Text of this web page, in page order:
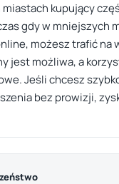
kupujący
gdy w mniejszych
możesz trafić na
jest możliwa, a
Jeśli chcesz
bez prowizji,